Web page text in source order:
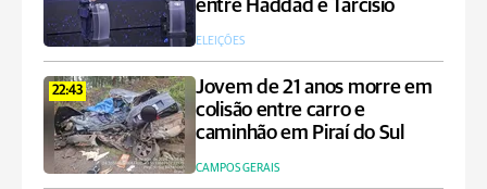
entre Haddad e Tarcísio
ELEIÇÕES
22:43
Jovem de 21 anos morre em
colisão entre carro e
caminhão em Piraí do Sul
CAMPOS GERAIS